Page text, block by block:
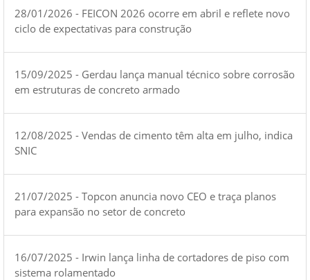
28/01/2026 - FEICON 2026 ocorre em abril e reflete novo
ciclo de expectativas para construção
15/09/2025 - Gerdau lança manual técnico sobre corrosão
em estruturas de concreto armado
12/08/2025 - Vendas de cimento têm alta em julho, indica
SNIC
21/07/2025 - Topcon anuncia novo CEO e traça planos
para expansão no setor de concreto
16/07/2025 - Irwin lança linha de cortadores de piso com
sistema rolamentado